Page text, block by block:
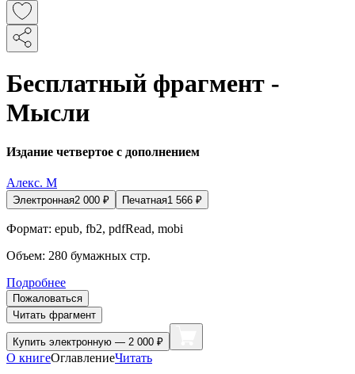
Бесплатный фрагмент -
Мысли
Издание четвертое с дополнением
Алекс. М
Электронная2 000 ₽ Печатная1 566 ₽
Формат: epub, fb2, pdfRead, mobi
Объем: 280 бумажных стр.
Подробнее
Пожаловаться
Читать фрагмент
Купить электронную — 2 000 ₽
О книгеОглавлениеЧитать